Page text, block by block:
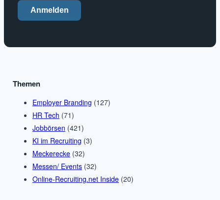
Anmelden
Themen
Employer Branding (127)
HR Tech (71)
Jobbörsen (421)
KI im Recruiting (3)
Meckerecke (32)
Messen/ Events (32)
Online-Recruiting.net Inside (20)